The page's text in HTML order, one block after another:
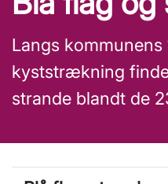
Langs kommunens
kyststrækning
strande blandt de